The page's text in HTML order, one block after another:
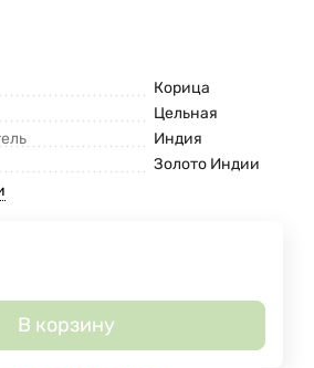
Корица
Цельная
Индия
Золото Индии
В корзину